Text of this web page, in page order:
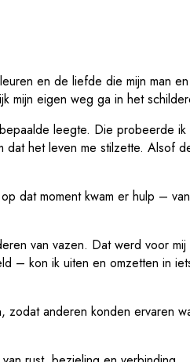
en de liefde die mijn man
mijn eigen weg ga in het
leegte. Die probeerde
het leven me stilzette. Alsof
dat moment kwam er hulp –
van vazen. Dat werd voor
kon ik uiten en omzetten in
anderen konden ervaren